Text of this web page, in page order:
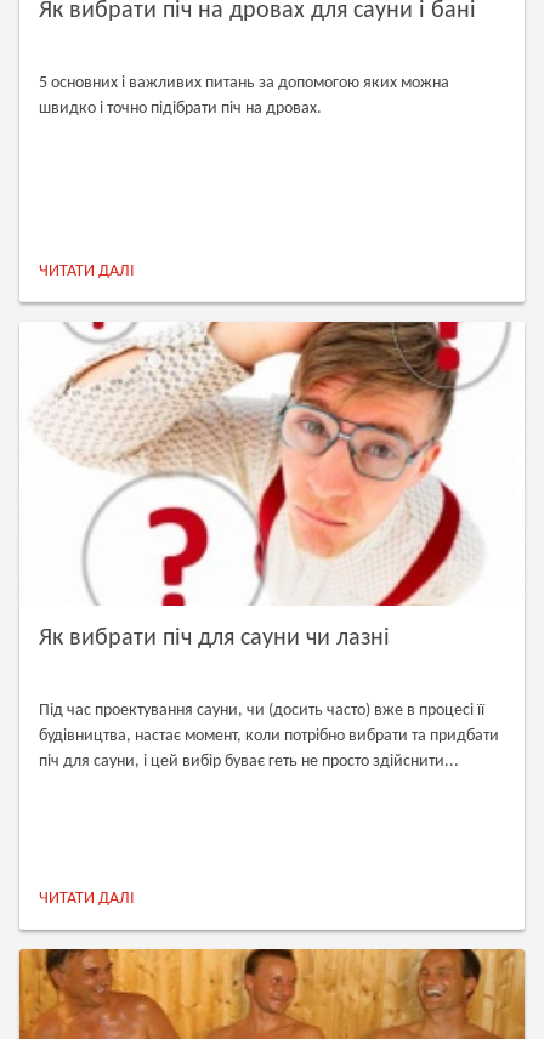
Як вибрати піч на дровах для сауни і бані
5 основних і важливих питань за допомогою яких можна
швидко і точно підібрати піч на дровах.
ЧИТАТИ ДАЛІ
Як вибрати піч для сауни чи лазні
Під час проектування сауни, чи (досить часто) вже в процесі її
будівництва, настає момент, коли потрібно вибрати та придбати
піч для сауни, і цей вибір буває геть не просто здійснити...
ЧИТАТИ ДАЛІ